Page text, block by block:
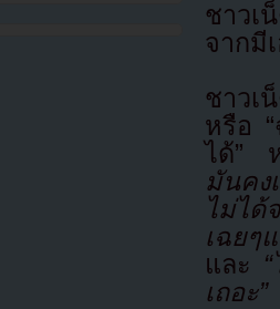
ชาวเ
จากมี
ชาวเ
หรือ
ได้”
มันคง
ไม่ได้
เฉยๆ
และ
เถอะ”